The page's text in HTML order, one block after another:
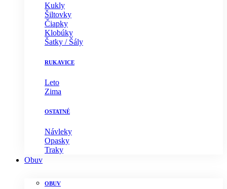
Kukly
Šiltovky
Čiapky
Klobúky
Šatky / Šály
RUKAVICE
Leto
Zima
OSTATNÉ
Návleky
Opasky
Traky
Obuv
OBUV